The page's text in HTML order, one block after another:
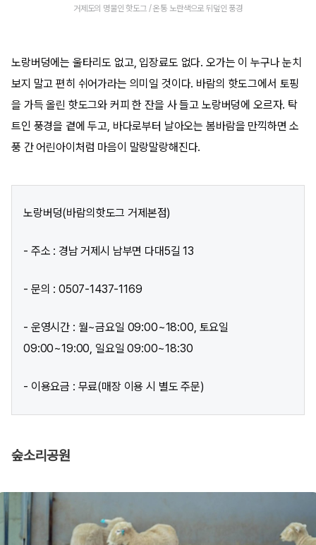
거제도의 명물인 핫도그 / 온통 노란색으로 뒤덮인 풍경
노랑버덩에는 울타리도 없고, 입장료도 없다. 오가는 이 누구나 눈치
보지 말고 편히 쉬어가라는 의미일 것이다. 바람의 핫도그에서 토핑
을 가득 올린 핫도그와 커피 한 잔을 사 들고 노랑버덩에 오르자. 탁
트인 풍경을 곁에 두고, 바다로부터 날아오는 봄바람을 만끽하면 소
풍 간 어린아이처럼 마음이 말랑말랑해진다.
노랑버덩(바람의핫도그 거제본점)
- 주소 : 경남 거제시 남부면 다대5길 13
- 문의 : 0507-1437-1169
- 운영시간 : 월~금요일 09:00~18:00, 토요일
09:00~19:00, 일요일 09:00~18:30
- 이용요금 : 무료(매장 이용 시 별도 주문)
숲소리공원